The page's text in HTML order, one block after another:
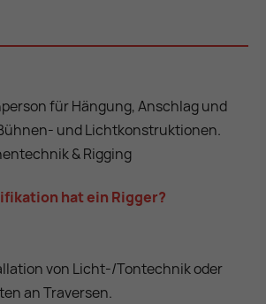
für Hängung, Anschlag und
und Lichtkonstruktionen.
& Rigging
hat ein Rigger?
von Licht-/Tontechnik oder
an Traversen.